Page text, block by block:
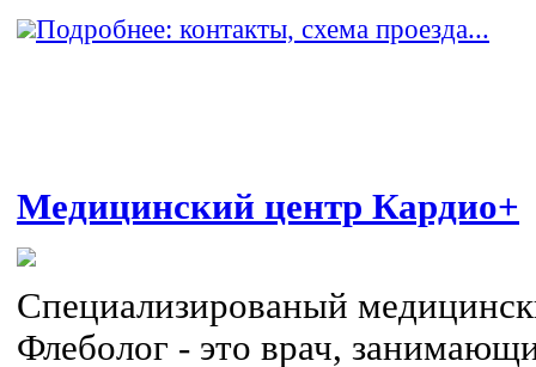
Подробнее: контакты, схема проезда...
Медицинский центр Кардио+
Cпециализированый
Флеболог - это врач,